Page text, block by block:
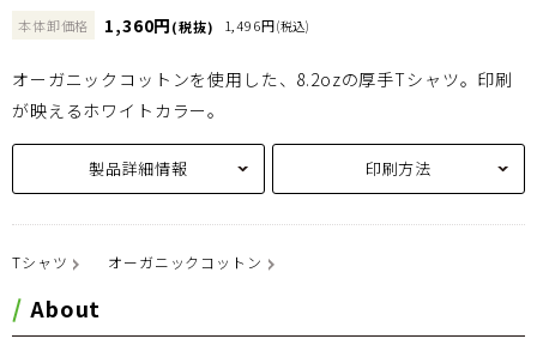
本体卸価格 1,360円(税抜) 1,496円(税込)
オーガニックコットンを使用した、8.2ozの厚手Tシャツ。印刷
が映えるホワイトカラー。
製品詳細情報 印刷方法
Tシャツ オーガニックコットン
About